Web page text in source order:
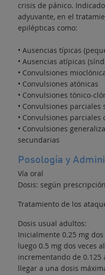
crisis de pánico.
adyuvante, en el
epilépticas como:
• Ausencias típicas
• Ausencias atípicas
• Convulsiones
• Convulsiones atónicas
• Convulsiones tónico-
• Convulsiones parciales
• Convulsiones parciales
• Convulsiones
secundarias
Posología y
Vía oral
Dosis: según
Tratamiento de los
Dosis usual adultos:
Inicialmente 0.25 mg
luego 0.5 mg dos veces
incrementando de 0.125
llegar a una dosis